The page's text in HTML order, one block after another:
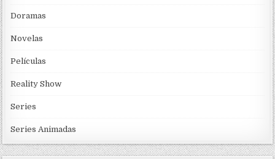
Doramas
Novelas
Películas
Reality Show
Series
Series Animadas